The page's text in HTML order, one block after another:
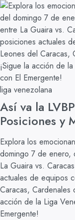
liga venezolana
Así va la
Posiciones y
Explora los
domingo 7 de enero,
La Guaira vs.
actuales de equipos
Caracas, Cardenales
acción de la Liga
Emergente!